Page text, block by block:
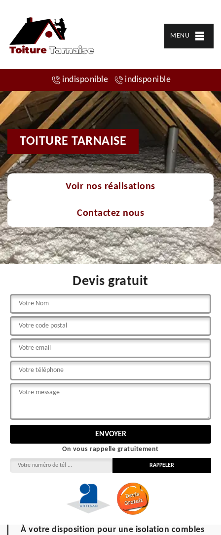
MENU
indisponible indisponible
TOITURE TARNAISE
Voir nos réalisations
Contactez nous
Devis gratuit
On vous rappelle gratuitement
À votre disposition pour une isolation combles